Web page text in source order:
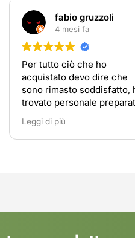
fabio gruzzoli
4 mesi fa
Per tutto ciò che ho
acquistato devo dire che
sono rimasto soddisfatto,
trovato personale
Leggi di più